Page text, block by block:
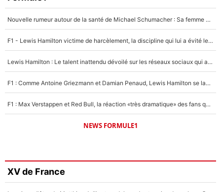
Nouvelle rumeur autour de la santé de Michael Schumacher : Sa femme Corinna sort du silence
F1 - Lewis Hamilton victime de harcèlement, la discipline qui lui a évité le pire : «J'aurais probablement mal tourné»
Lewis Hamilton : Le talent inattendu dévoilé sur les réseaux sociaux qui a impressionné Kim Kardashian pendant leurs vacances en amoureux !
F1 : Comme Antoine Griezmann et Damian Penaud, Lewis Hamilton se lance dans le business des cartes à collectionner !
F1 : Max Verstappen et Red Bull, la réaction «très dramatique» des fans qui agace le quadruple champion du monde !
NEWS FORMULE1
XV de France